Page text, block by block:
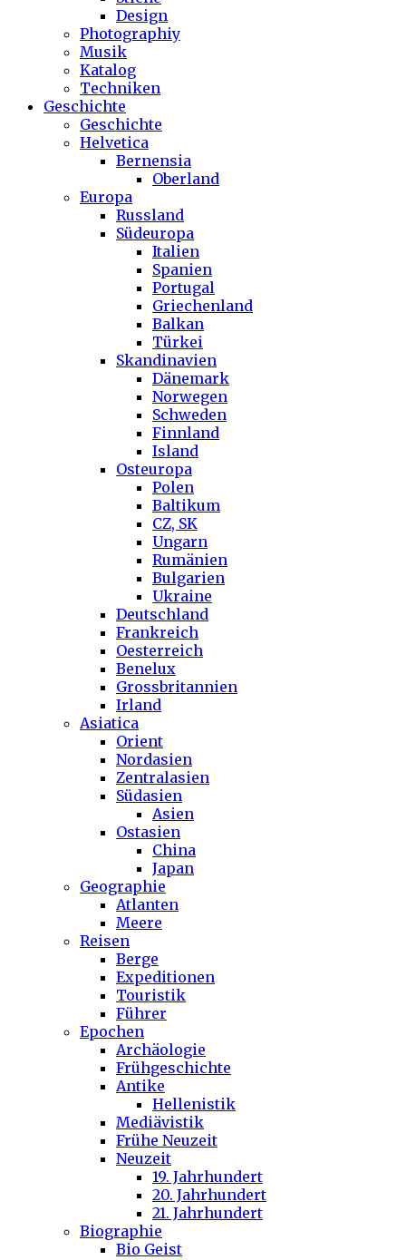
Design
Photographiy
Musik
Katalog
Techniken
Geschichte
Geschichte
Helvetica
Bernensia
Oberland
Europa
Russland
Südeuropa
Italien
Spanien
Portugal
Griechenland
Balkan
Türkei
Skandinavien
Dänemark
Norwegen
Schweden
Finnland
Island
Osteuropa
Polen
Baltikum
CZ, SK
Ungarn
Rumänien
Bulgarien
Ukraine
Deutschland
Frankreich
Oesterreich
Benelux
Grossbritannien
Irland
Asiatica
Orient
Nordasien
Zentralasien
Südasien
Asien
Ostasien
China
Japan
Geographie
Atlanten
Meere
Reisen
Berge
Expeditionen
Touristik
Führer
Epochen
Archäologie
Frühgeschichte
Antike
Hellenistik
Mediävistik
Frühe Neuzeit
Neuzeit
19. Jahrhundert
20. Jahrhundert
21. Jahrhundert
Biographie
Bio Geist